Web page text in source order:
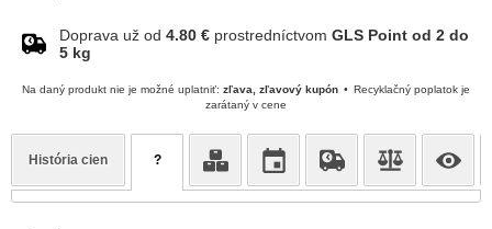
Doprava už od 4.80 € prostredníctvom GLS Point od 2 do
5 kg
Na daný produkt nie je možné uplatniť: zľava, zľavový kupón
Recyklačný poplatok je
zarátaný v cene
História cien ?